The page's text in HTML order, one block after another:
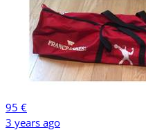
95 €
3 years ago